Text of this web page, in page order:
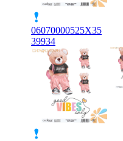
06070000525X35
39934